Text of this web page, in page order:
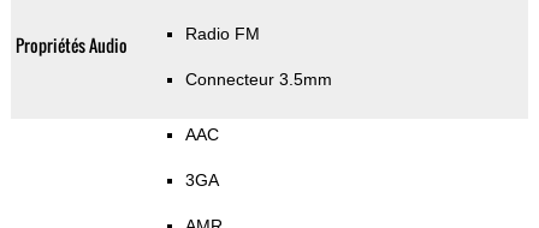
Propriétés Audio Radio FM
Connecteur 3.5mm
AAC
3GA